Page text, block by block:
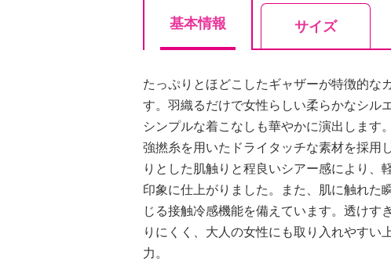
基本情報 サイズ
たっぷりとほどこしたギャザーが特徴的な
す。羽織るだけで女性らしい柔らかなシル
シンプルな着こなしも華やかに演出します。
強撚糸を用いたドライタッチな素材を採用
りとした肌触りと程良いシアー感により、
印象に仕上がりました。また、肌に触れた
じる接触冷感機能を備えています。透けす
りにくく、大人の女性にも取り入れやすい
力。